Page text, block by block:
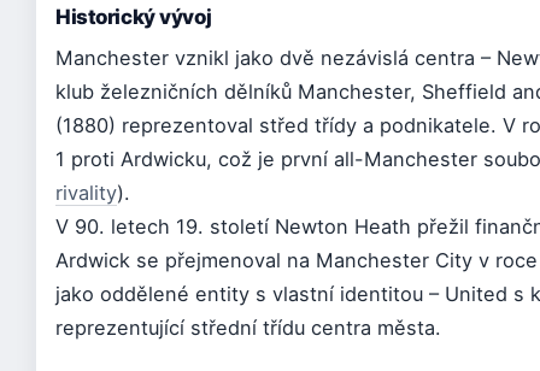
Historický vývoj
Manchester vznikl jako dvě nezávislá centra –
klub železničních dělníků Manchester, Sheffield
(1880) reprezentoval střed třídy a podnikatele. V
1 proti Ardwicku, což je první all-Manchester
rivality).
V 90. letech 19. století Newton Heath přežil
Ardwick se přejmenoval na Manchester City v
jako oddělené entity s vlastní identitou – United s
reprezentující střední třídu centra města.